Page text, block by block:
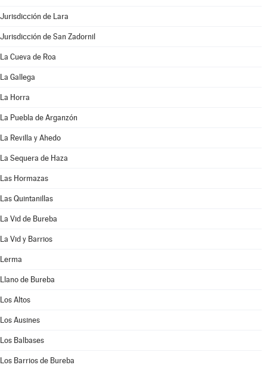
Jurisdicción de Lara
Jurisdicción de San Zadornil
La Cueva de Roa
La Gallega
La Horra
La Puebla de Arganzón
La Revilla y Ahedo
La Sequera de Haza
Las Hormazas
Las Quintanillas
La Vid de Bureba
La Vid y Barrios
Lerma
Llano de Bureba
Los Altos
Los Ausines
Los Balbases
Los Barrios de Bureba